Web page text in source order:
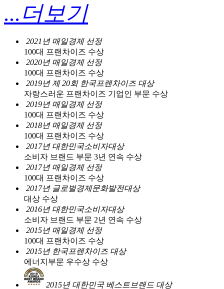
...더보기
2021년 매일경제 선정
100대 프랜차이즈 수상
2020년 매일경제 선정
100대 프랜차이즈 수상
2019년 제 20회 한국프랜차이즈 대상
자랑스러운 프랜차이즈 기업인 부문 수상
2019년 매일경제 선정
100대 프랜차이즈 수상
2018년 매일경제 선정
100대 프랜차이즈 수상
2017년 대한민국소비자대상
소비자 브랜드 부문 3년 연속 수상
2017년 매일경제 선정
100대 프랜차이즈 수상
2017년 글로벌경제문화발전대상
대상 수상
2016년 대한민국소비자대상
소비자 브랜드 부문 2년 연속 수상
2015년 매일경제 선정
100대 프랜차이즈 수상
2015년 한국프랜차이즈 대상
에너지부문 우수상 수상
2015년 대한민국 베스트브랜드 대상